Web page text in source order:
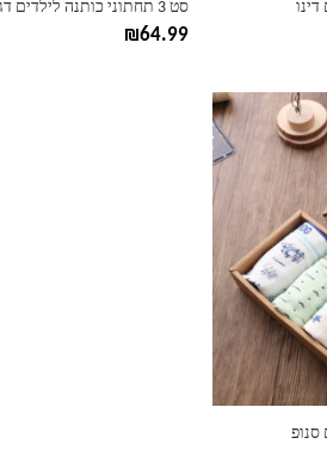
סט 3 תחתוני כותנה לילדים דגם נוני
₪64.99